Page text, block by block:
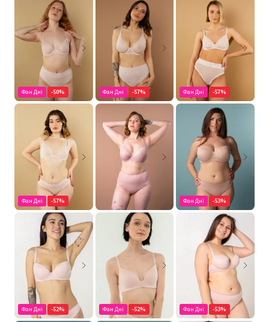
Фан Дні -50% Фан Дні -57% Фан Дні -57%
Фан Дні -57% Фан Дні -53%
Фан Дні -52% Фан Дні -52% Фан Дні -53%